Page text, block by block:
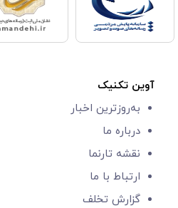
آوین تکنیک
به‌روزترین اخبار
درباره ما
نقشه تارنما
ارتباط با ما
گزارش‌ تخلف